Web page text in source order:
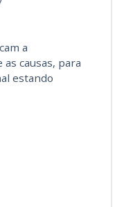
a
causas, para
estando